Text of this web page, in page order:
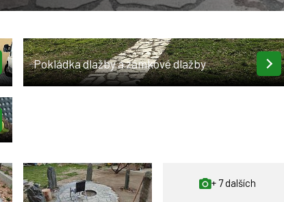
Pokládka dlažby a zámkové dlažby
+ 7 dalších